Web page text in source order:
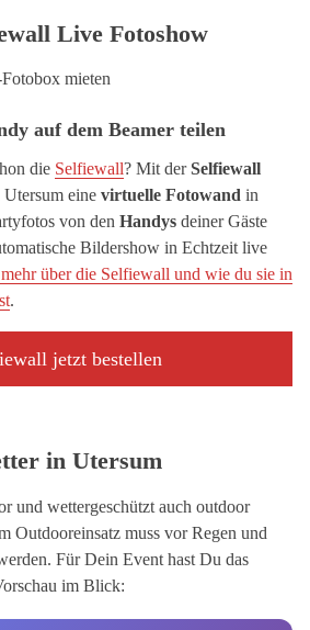
Live Fotoshow
auf dem Beamer teilen
die Selfiewall? Mit derSelfiewall
eine virtuelle Fotowand in
von den Handys deiner Gäste
Bildershow in Echtzeit live
über die Selfiewall und wie du sie in
.
jetzt bestellen
in Utersum
und wettergeschützt auch outdoor
Outdooreinsatz muss vor Regen und
Für Dein Event hast Du das
im Blick: